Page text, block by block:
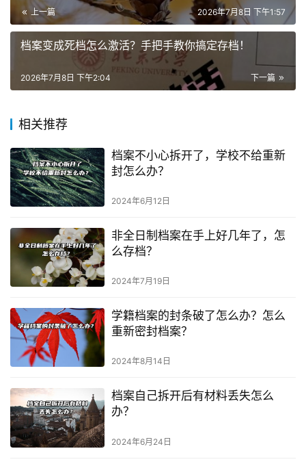
上一篇 2026年7月8日 下午1:57
档案变成死档怎么激活？手把手教你搞定存档！
下一篇
2026年7月8日 下午2:04
相关推荐
档案不小心拆开了，学校不给重新
封怎么办？
2024年6月12日
非全日制档案在手上好几年了，怎
么存档？
2024年7月19日
学籍档案的封条破了怎么办？怎么
重新密封档案？
2024年8月14日
档案自己拆开后有材料丢失怎么
办？
2024年6月24日